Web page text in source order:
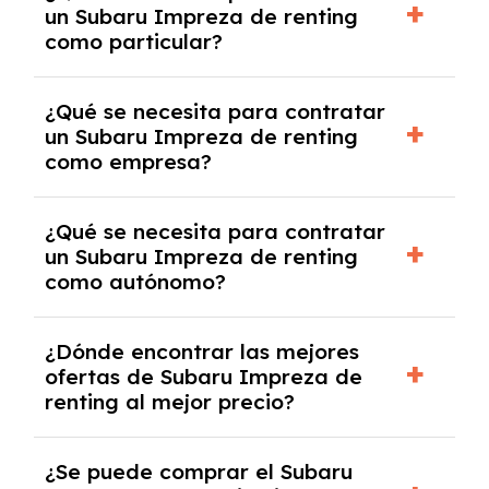
cancelación anticipada. Es importante revisar
las condiciones del contrato y hablar con un
experto que te asesore.
un Subaru Impreza de renting
como particular?
y, en algunos casos, una consulta de solvencia
crediticia y un pago inicial.
¿Qué se necesita para contratar
un Subaru Impreza de renting
como empresa?
documentación financiera y, en algunos
casos, un informe de solvencia de la empresa
y un pago inicial.
¿Qué se necesita para contratar
un Subaru Impreza de renting
como autónomo?
autónomos, justificante de ingresos y, en
algunos casos, un informe fiscal y un pago
inicial.
¿Dónde encontrar las mejores
ofertas de Subaru Impreza de
renting al mejor precio?
mejores ofertas de vehículos de renting con
¿Se puede comprar el Subaru